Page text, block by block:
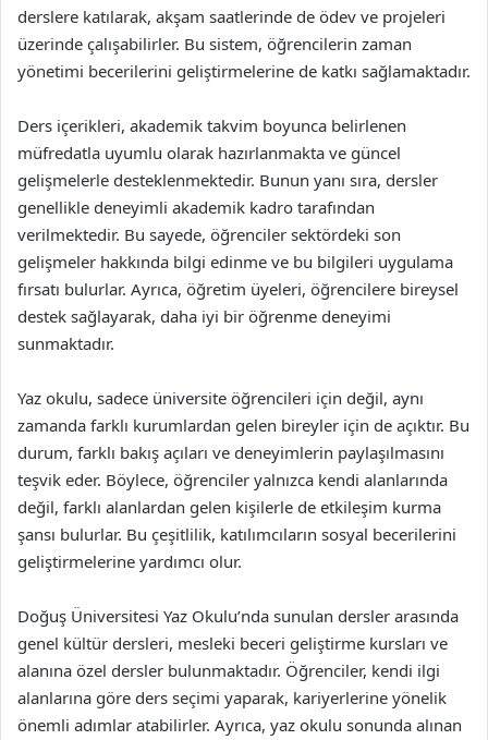
derslere katılarak, akşam saatlerinde de ödev ve projeleri
üzerinde çalışabilirler. Bu sistem, öğrencilerin zaman
yönetimi becerilerini geliştirmelerine de katkı sağlamaktadır.
Ders içerikleri, akademik takvim boyunca belirlenen
müfredatla uyumlu olarak hazırlanmakta ve güncel
gelişmelerle desteklenmektedir. Bunun yanı sıra, dersler
genellikle deneyimli akademik kadro tarafından
verilmektedir. Bu sayede, öğrenciler sektördeki son
gelişmeler hakkında bilgi edinme ve bu bilgileri uygulama
fırsatı bulurlar. Ayrıca, öğretim üyeleri, öğrencilere bireysel
destek sağlayarak, daha iyi bir öğrenme deneyimi
sunmaktadır.
Yaz okulu, sadece üniversite öğrencileri için değil, aynı
zamanda farklı kurumlardan gelen bireyler için de açıktır. Bu
durum, farklı bakış açıları ve deneyimlerin paylaşılmasını
teşvik eder. Böylece, öğrenciler yalnızca kendi alanlarında
değil, farklı alanlardan gelen kişilerle de etkileşim kurma
şansı bulurlar. Bu çeşitlilik, katılımcıların sosyal becerilerini
geliştirmelerine yardımcı olur.
Doğuş Üniversitesi Yaz Okulu’nda sunulan dersler arasında
genel kültür dersleri, mesleki beceri geliştirme kursları ve
alanına özel dersler bulunmaktadır. Öğrenciler, kendi ilgi
alanlarına göre ders seçimi yaparak, kariyerlerine yönelik
önemli adımlar atabilirler. Ayrıca, yaz okulu sonunda alınan